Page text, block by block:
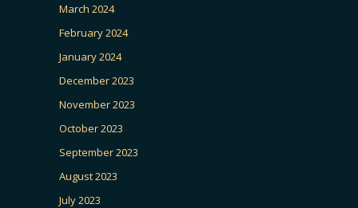
March 2024
February 2024
January 2024
December 2023
November 2023
October 2023
September 2023
August 2023
July 2023